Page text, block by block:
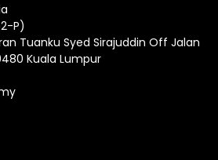
P)
Tuanku Syed Sirajuddin Off Jalan
Kuala Lumpur